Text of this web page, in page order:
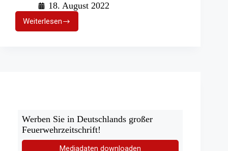
18. August 2022
Weiterlesen
Sicherung
der
Werben Sie in Deutschlands großer
Feuerwehrzeitschrift!
Mediadaten downloaden